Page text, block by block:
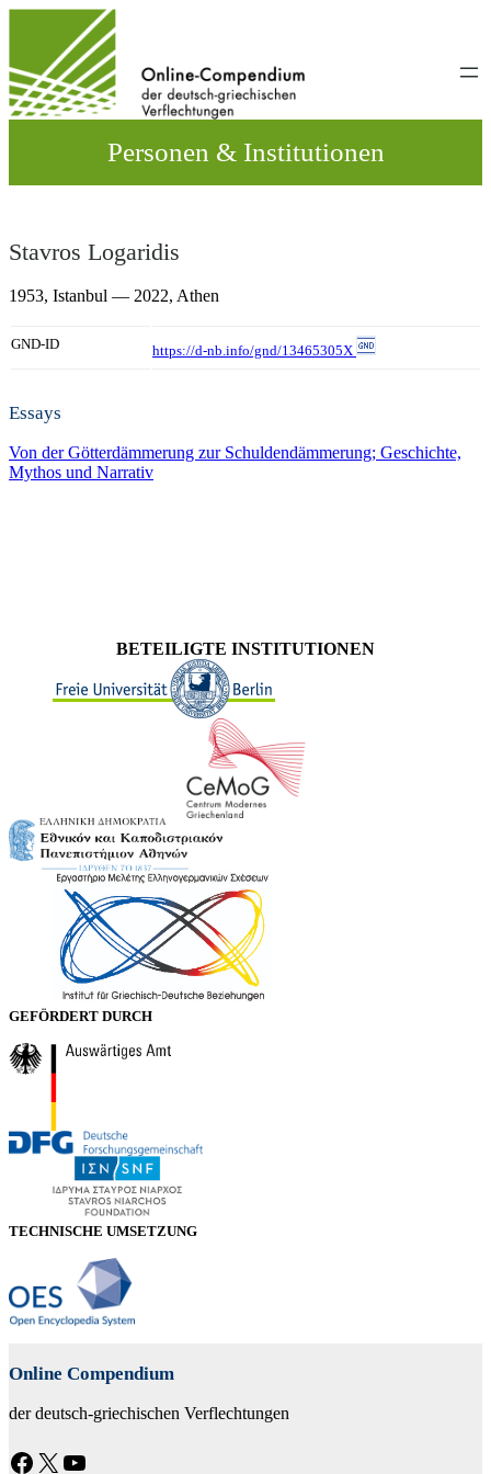
wechseln
Personen & Institutionen
Stavros Logaridis
1953, Istanbul — 2022, Athen
GND-ID https://d-nb.info/gnd/13465305X
Essays
Von der Götterdämmerung zur Schuldendämmerung; Geschichte,
Mythos und Narrativ
BETEILIGTE INSTITUTIONEN
GEFÖRDERT DURCH
TECHNISCHE UMSETZUNG
Online Compendium
der deutsch-griechischen Verflechtungen
Facebook X YouTube